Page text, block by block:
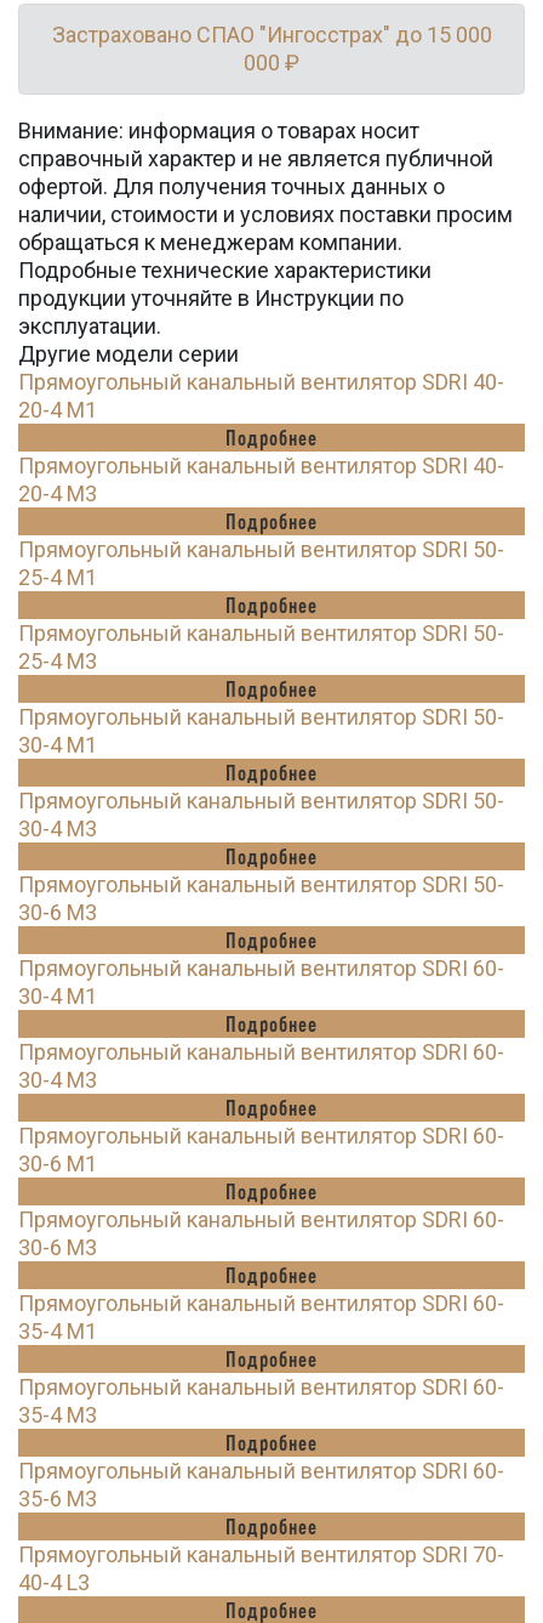
Застраховано СПАО "Ингосстрах" до 15 000
000 ₽
Внимание: информация о товарах носит
справочный характер и не является публичной
офертой. Для получения точных данных о
наличии, стоимости и условиях поставки просим
обращаться к менеджерам компании.
Подробные технические характеристики
продукции уточняйте в Инструкции по
эксплуатации.
Другие модели серии
Прямоугольный канальный вентилятор SDRI 40-
20-4 M1
Подробнее
Прямоугольный канальный вентилятор SDRI 40-
20-4 M3
Подробнее
Прямоугольный канальный вентилятор SDRI 50-
25-4 M1
Подробнее
Прямоугольный канальный вентилятор SDRI 50-
25-4 M3
Подробнее
Прямоугольный канальный вентилятор SDRI 50-
30-4 M1
Подробнее
Прямоугольный канальный вентилятор SDRI 50-
30-4 M3
Подробнее
Прямоугольный канальный вентилятор SDRI 50-
30-6 M3
Подробнее
Прямоугольный канальный вентилятор SDRI 60-
30-4 M1
Подробнее
Прямоугольный канальный вентилятор SDRI 60-
30-4 M3
Подробнее
Прямоугольный канальный вентилятор SDRI 60-
30-6 M1
Подробнее
Прямоугольный канальный вентилятор SDRI 60-
30-6 M3
Подробнее
Прямоугольный канальный вентилятор SDRI 60-
35-4 M1
Подробнее
Прямоугольный канальный вентилятор SDRI 60-
35-4 M3
Подробнее
Прямоугольный канальный вентилятор SDRI 60-
35-6 M3
Подробнее
Прямоугольный канальный вентилятор SDRI 70-
40-4 L3
Подробнее